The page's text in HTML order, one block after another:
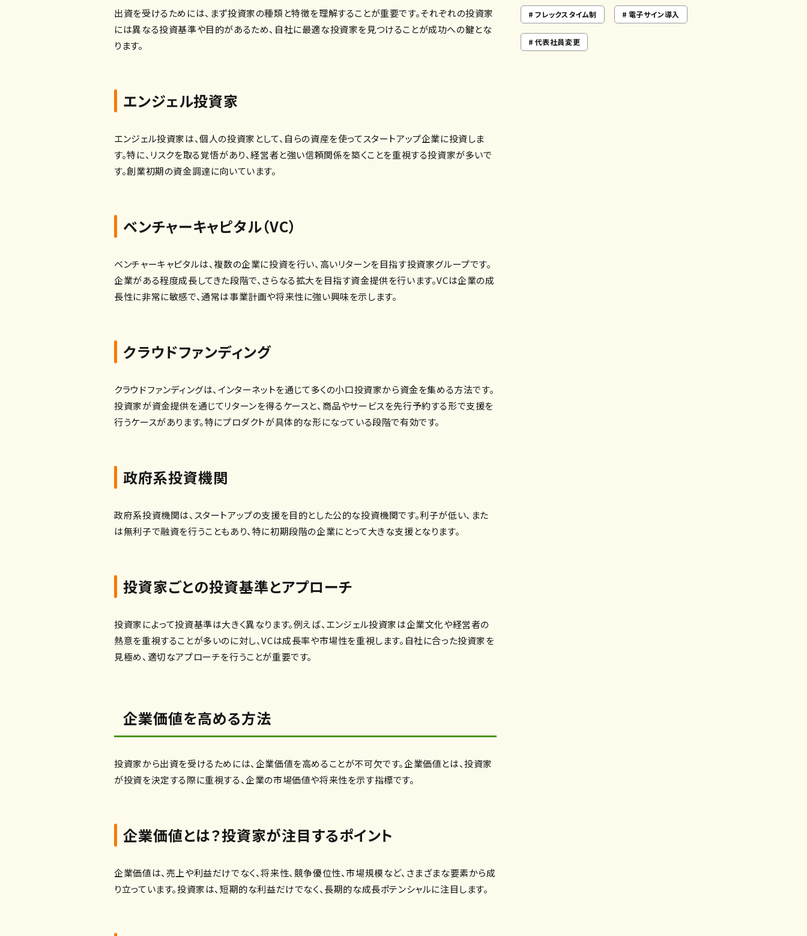
出資を受けるためには、まず投資家の種類と特徴を理解することが重要です。それぞれの投資家
には異なる投資基準や目的があるため、自社に最適な投資家を見つけることが成功への鍵とな
ります。
エンジェル投資家
エンジェル投資家は、個人の投資家として、自らの資産を使ってスタートアップ企業に投資しま
す。特に、リスクを取る覚悟があり、経営者と強い信頼関係を築くことを重視する投資家が多いで
す。創業初期の資金調達に向いています。
ベンチャーキャピタル（VC）
ベンチャーキャピタルは、複数の企業に投資を行い、高いリターンを目指す投資家グループです。
企業がある程度成長してきた段階で、さらなる拡大を目指す資金提供を行います。VCは企業の成
長性に非常に敏感で、通常は事業計画や将来性に強い興味を示します。
クラウドファンディング
クラウドファンディングは、インターネットを通じて多くの小口投資家から資金を集める方法です。
投資家が資金提供を通じてリターンを得るケースと、商品やサービスを先行予約する形で支援を
行うケースがあります。特にプロダクトが具体的な形になっている段階で有効です。
政府系投資機関
政府系投資機関は、スタートアップの支援を目的とした公的な投資機関です。利子が低い、また
は無利子で融資を行うこともあり、特に初期段階の企業にとって大きな支援となります。
投資家ごとの投資基準とアプローチ
投資家によって投資基準は大きく異なります。例えば、エンジェル投資家は企業文化や経営者の
熱意を重視することが多いのに対し、VCは成長率や市場性を重視します。自社に合った投資家を
見極め、適切なアプローチを行うことが重要です。
企業価値を高める方法
投資家から出資を受けるためには、企業価値を高めることが不可欠です。企業価値とは、投資家
が投資を決定する際に重視する、企業の市場価値や将来性を示す指標です。
企業価値とは？投資家が注目するポイント
企業価値は、売上や利益だけでなく、将来性、競争優位性、市場規模など、さまざまな要素から成
り立っています。投資家は、短期的な利益だけでなく、長期的な成長ポテンシャルに注目します。
フレックスタイム制 電子サイン導入
代表社員変更